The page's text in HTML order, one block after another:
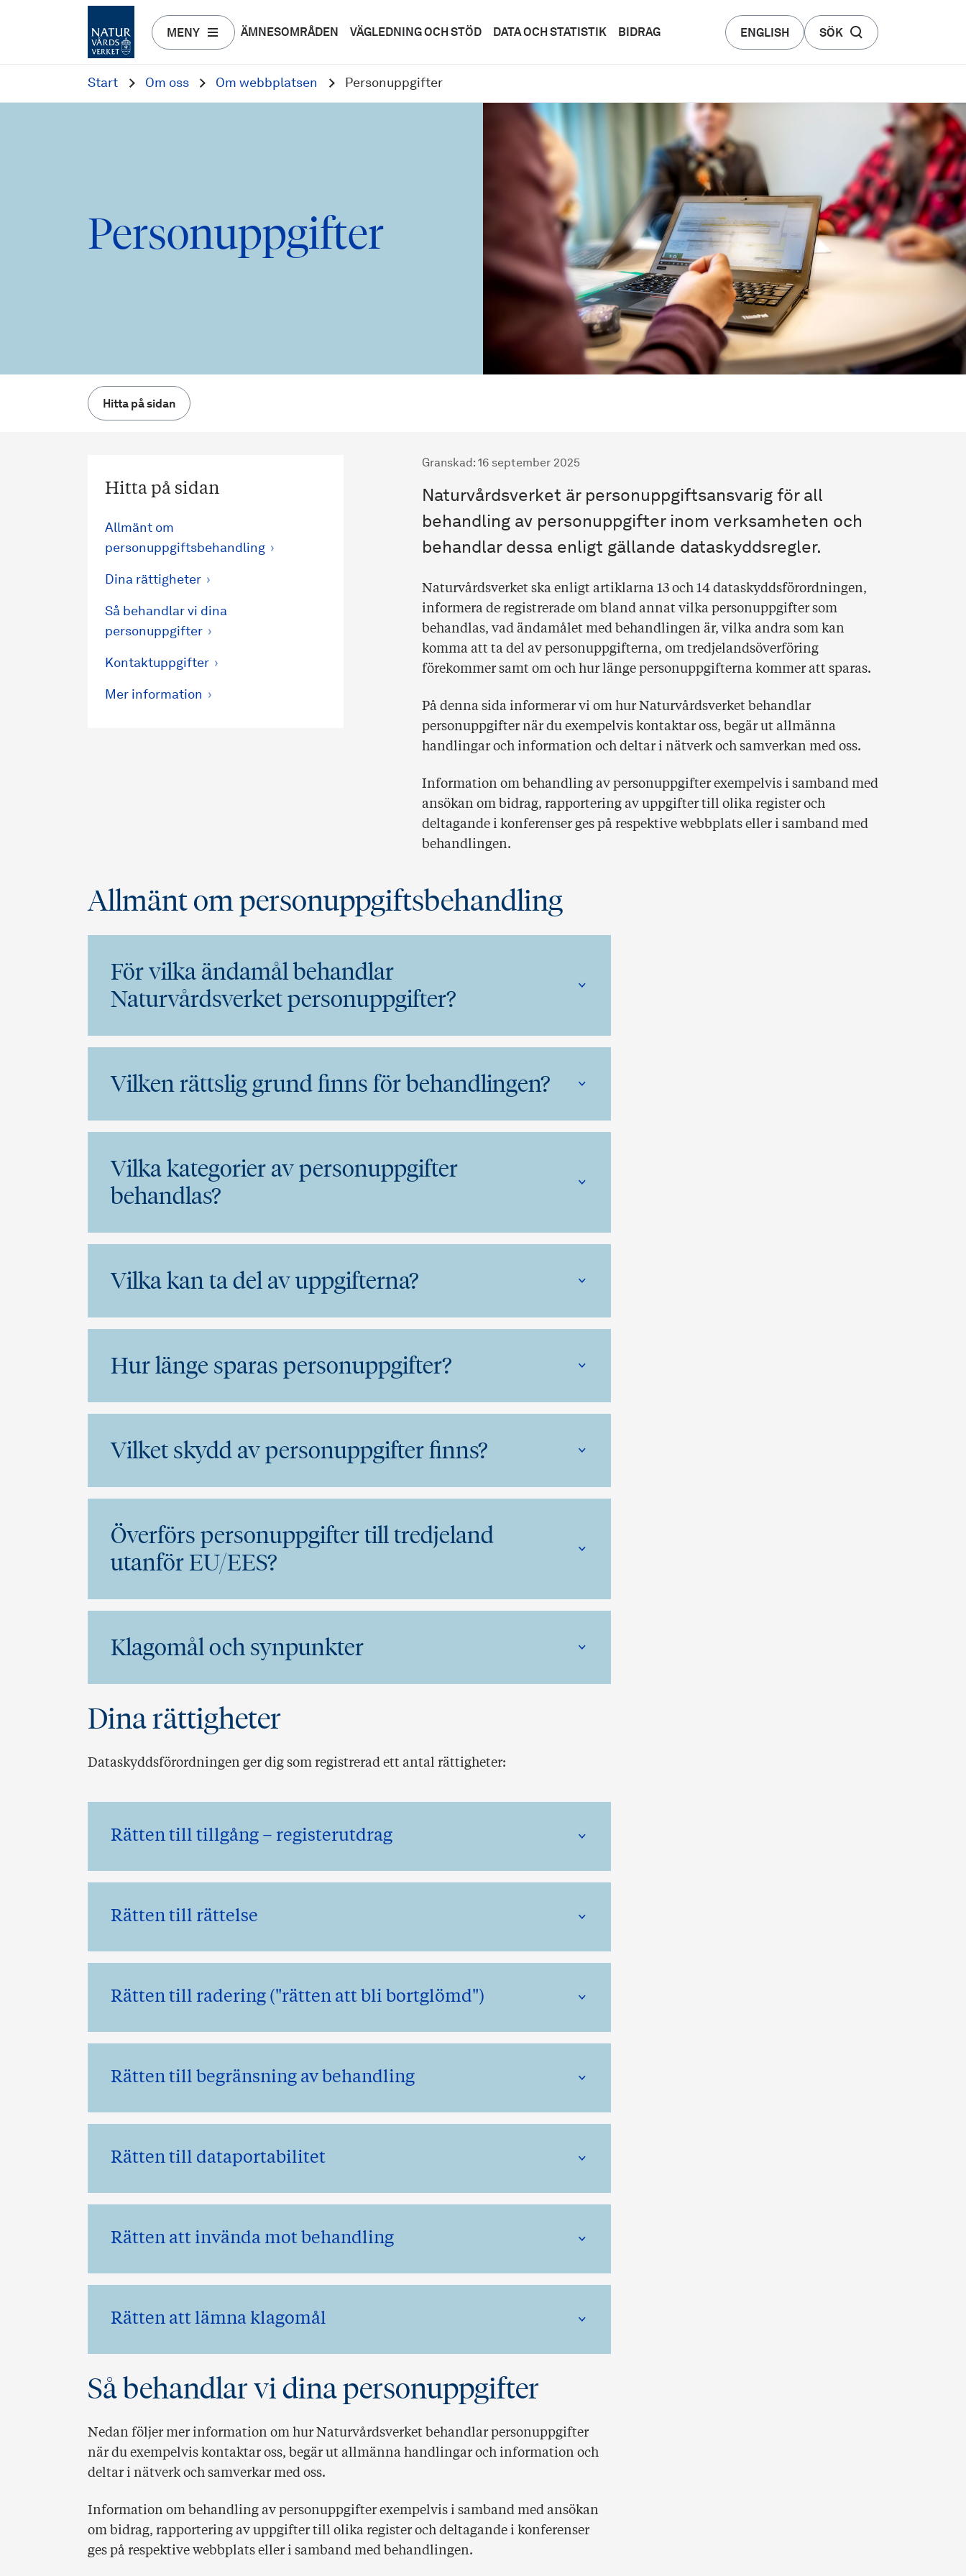
MENY ÄMNESOMRÅDEN VÄGLEDNING OCH STÖD DATA OCH STATISTIK BIDRAG ENGLISH SÖK
Start Om oss Om webbplatsen Personuppgifter
Personuppgifter
Hitta på sidan
Hitta på sidan
Allmänt om
personuppgiftsbehandling
Dina rättigheter
Så behandlar vi dina
personuppgifter
Kontaktuppgifter
Mer information
Granskad : 16 september 2025
Naturvårdsverket är personuppgiftsansvarig för all
behandling av personuppgifter inom verksamheten och
behandlar dessa enligt gällande dataskyddsregler.
Naturvårdsverket ska enligt artiklarna 13 och 14 dataskyddsförordningen,
informera de registrerade om bland annat vilka personuppgifter som
behandlas, vad ändamålet med behandlingen är, vilka andra som kan
komma att ta del av personuppgifterna, om tredjelandsöverföring
förekommer samt om och hur länge personuppgifterna kommer att sparas.
På denna sida informerar vi om hur Naturvårdsverket behandlar
personuppgifter när du exempelvis kontaktar oss, begär ut allmänna
handlingar och information och deltar i nätverk och samverkan med oss.
Information om behandling av personuppgifter exempelvis i samband med
ansökan om bidrag, rapportering av uppgifter till olika register och
deltagande i konferenser ges på respektive webbplats eller i samband med
behandlingen.
Allmänt om personuppgiftsbehandling
För vilka ändamål behandlar
Naturvårdsverket personuppgifter?
Vilken rättslig grund finns för behandlingen?
Vilka kategorier av personuppgifter
behandlas?
Vilka kan ta del av uppgifterna?
Hur länge sparas personuppgifter?
Vilket skydd av personuppgifter finns?
Överförs personuppgifter till tredjeland
utanför EU/EES?
Klagomål och synpunkter
Dina rättigheter
Dataskyddsförordningen ger dig som registrerad ett antal rättigheter:
Rätten till tillgång – registerutdrag
Rätten till rättelse
Rätten till radering ("rätten att bli bortglömd")
Rätten till begränsning av behandling
Rätten till dataportabilitet
Rätten att invända mot behandling
Rätten att lämna klagomål
Så behandlar vi dina personuppgifter
Nedan följer mer information om hur Naturvårdsverket behandlar personuppgifter
när du exempelvis kontaktar oss, begär ut allmänna handlingar och information och
deltar i nätverk och samverkar med oss.
Information om behandling av personuppgifter exempelvis i samband med ansökan
om bidrag, rapportering av uppgifter till olika register och deltagande i konferenser
ges på respektive webbplats eller i samband med behandlingen.